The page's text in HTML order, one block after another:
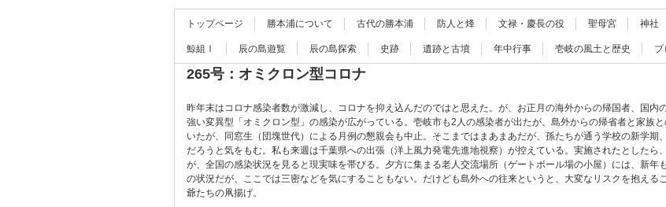
トップページ 勝本浦について 古代の勝本浦 防人と烽 文禄・慶長の役 聖母宮 神社
鯨組Ⅰ 辰の島遊覧 辰の島探索 史跡 遺跡と古墳 年中行事 壱岐の風土と歴史 ブ
265号：オミクロン型コロナ
昨年末はコロナ感染者数が激減し、コロナを抑え込んだのではと思えた。が、お正月の海外からの帰国者、国内
強い変異型「オミクロン型」の感染が広がっている。壱岐市も2人の感染者が出たが、島外からの帰省者と家族
いたが、同窓生（団塊世代）による月例の懇親会も中止。そこまではまあまあだが、孫たちが通う学校の新学期
だろうと気をもむ。私も来週は千葉県への出張（洋上風力発電先進地視察）が控えている。実施されたとしたら
が、全国の感染状況を見ると現実味を帯びる。夕方に集まる老人交流場所（ゲートボール場の小屋）には、新年
の状況だが、ここでは三密などを気にすることもない。だけども島外への往来というと、大変なリスクを抱える
爺たちの凧揚げ。